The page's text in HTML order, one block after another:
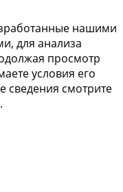
нашими
для анализа
просмотр
условия его
сведения смотрите
.